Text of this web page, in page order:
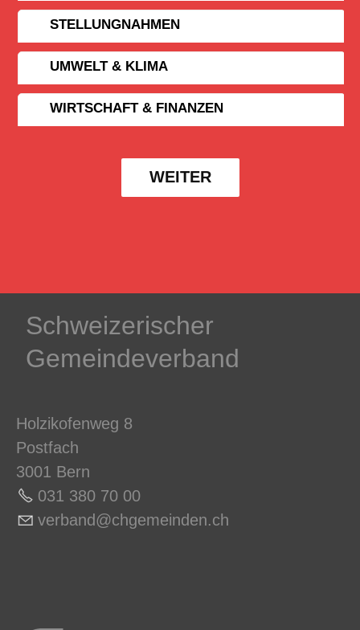
STELLUNGNAHMEN
UMWELT & KLIMA
WIRTSCHAFT & FINANZEN
WEITER
Schweizerischer
Gemeindeverband
Holzikofenweg 8
Postfach
3001 Bern
031 380 70 00
v rb nd chg m nd n ch